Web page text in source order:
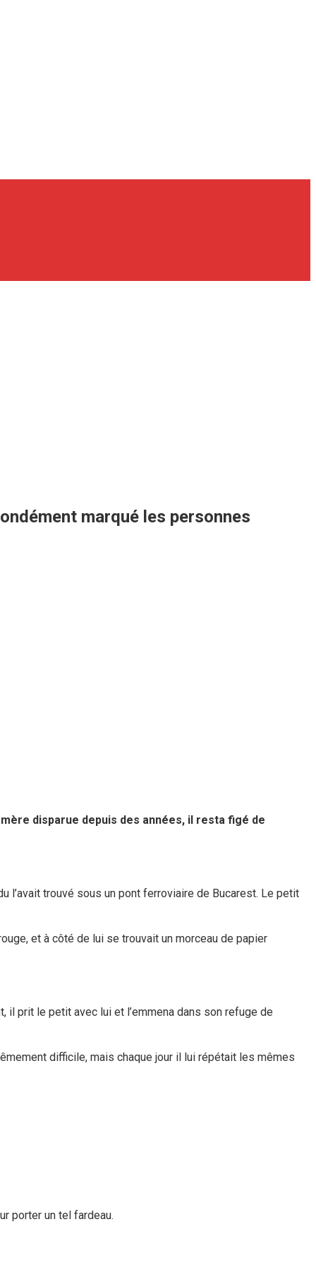
marqué les personnes
disparue depuis des années, il resta figé de
l’avait trouvé sous un pont ferroviaire de Bucarest. Le petit
et à côté de lui se trouvait un morceau de papier
prit le petit avec lui et l’emmena dans son refuge de
difficile, mais chaque jour il lui répétait les mêmes
porter un tel fardeau.